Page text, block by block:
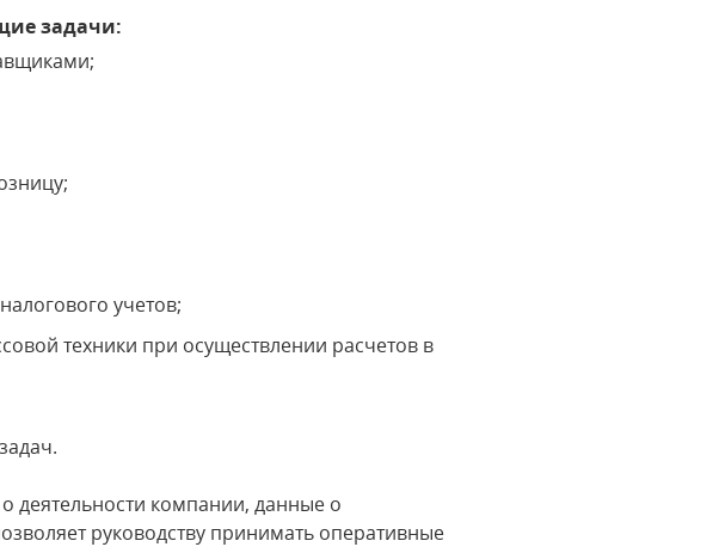
задачи:
учетов;
техники при осуществлении расчетов в
деятельности компании, данные о
руководству принимать оперативные